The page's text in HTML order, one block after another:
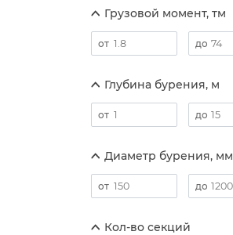
Грузовой момент, тм
Глубина бурения, м
Диаметр бурения, мм
Кол-во секций